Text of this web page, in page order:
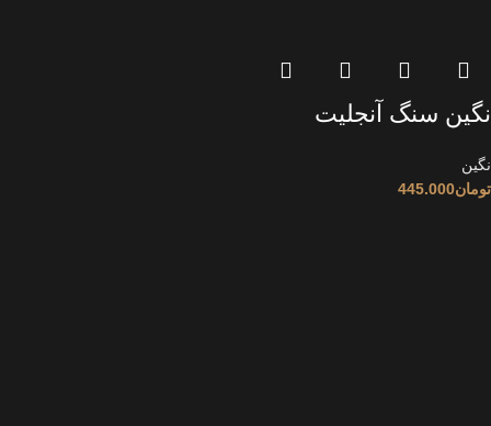
نگین سنگ آنجلیت
نگین
تومان445.000